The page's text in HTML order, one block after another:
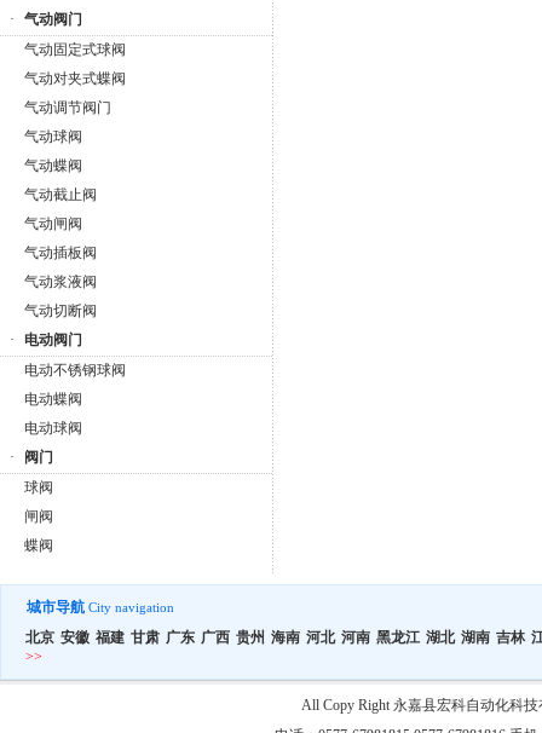
·
气动阀门
气动固定式球阀
气动对夹式蝶阀
气动调节阀门
气动球阀
气动蝶阀
气动截止阀
气动闸阀
气动插板阀
气动浆液阀
气动切断阀
·
电动阀门
电动不锈钢球阀
电动蝶阀
电动球阀
·
阀门
球阀
闸阀
蝶阀
城市导航 City navigation
北京 安徽 福建 甘肃 广东 广西 贵州 海南 河北 河南 黑龙江 湖北 湖南 吉林
>>
All Copy Right 永嘉县宏科自动化科